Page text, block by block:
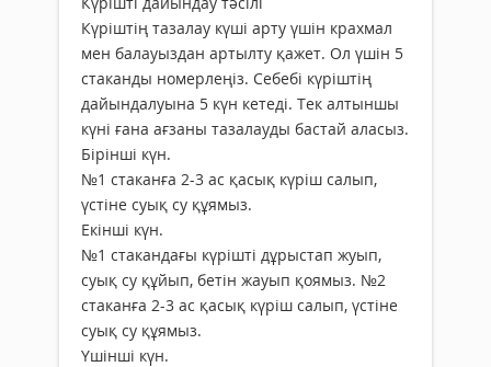
Күріштің тазалау күші арту үшін крахмал
мен балауыздан артылту қажет. Ол үшін 5
стаканды номерлеңіз. Себебі күріштің
дайындалуына 5 күн кетеді. Тек алтыншы
күні ғана ағзаны тазалауды бастай аласыз.
Бірінші күн.
№1 стаканға 2-3 ас қасық күріш салып,
үстіне суық су құямыз.
Екінші күн.
№1 стакандағы күрішті дұрыстап жуып,
суық су құйып, бетін жауып қоямыз. №2
стаканға 2-3 ас қасық күріш салып, үстіне
суық су құямыз.
Үшінші күн.